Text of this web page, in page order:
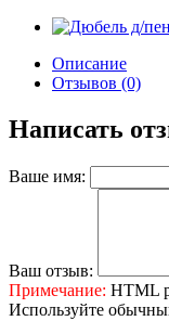
Описание
Отзывов (0)
Написать
Ваше имя:
Ваш отзыв:
Примечание: HTML
Используйте